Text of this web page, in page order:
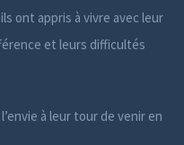
ont appris à vivre avec leur
et leurs difficultés
à leur tour de venir en